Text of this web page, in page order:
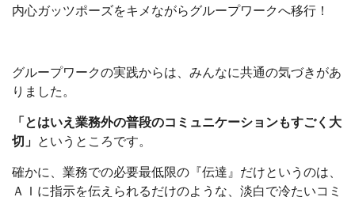
内心ガッツポーズをキメながらグループワークへ移行！
グループワークの実践からは、みんなに共通の気づきがあ
りました。
「とはいえ業務外の普段のコミュニケーションもすごく大
切」 というところです。
確かに、業務での必要最低限の『伝達』だけというのは、
ＡＩに指示を伝えられるだけのような、淡白で冷たいコミ